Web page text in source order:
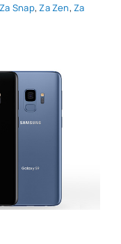
Za Snap,Za Zen,Za